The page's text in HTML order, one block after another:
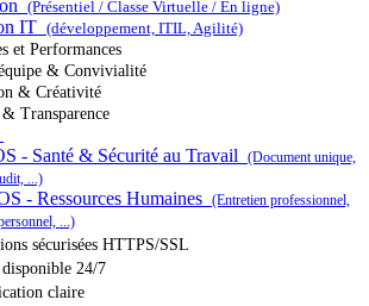
(Présentiel / Classe Virtuelle / En ligne)
IT (développement, ITIL, Agilité)
et Performances
& Convivialité
& Créativité
Transparence
- Santé & Sécurité au Travail
(Document unique,
...)
- Ressources Humaines (Entretien professionnel,
...)
sécurisées HTTPS/SSL
disponible 24/7
claire